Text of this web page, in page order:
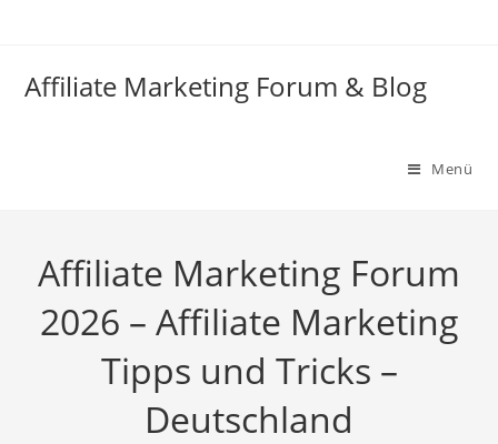
Affiliate Marketing Forum & Blog
Menü
Affiliate Marketing Forum
2026 – Affiliate Marketing
Tipps und Tricks –
Deutschland